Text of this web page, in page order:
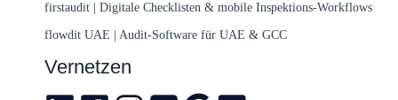
firstaudit | Digitale Checklisten & mobile Inspektions-Workflows
flowdit UAE | Audit-Software für UAE & GCC
Vernetzen